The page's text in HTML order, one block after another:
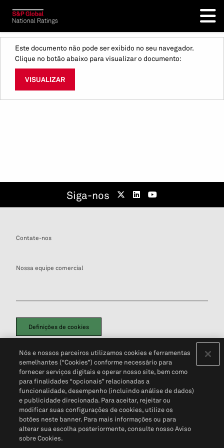
Este documento não pode ser exibido no seu navegador.
Clique no botão abaixo para visualizar o documento:
VISUALIZAR
Siga-nos
Contate-nos
Nossa equipe comercial
Definições de cookies
Política de PrivacidadePortal de privacidade do cliente (em inglês)
Não Venda Minhas Informações Pessoais© 2026 S&P Global
Nós e nossos parceiros utilizamos cookies e ferramentas
semelhantes (“Cookies”) conforme necessário para
fornecer serviços digitais e operar nosso site, bem como
para finalidades “opcionais” relacionadas a
funcionalidade, desempenho (incluindo análise de dados)
e publicidade direcionada. Para aceitar, rejeitar ou
modificar suas configurações de cookies, utilize os
botões neste banner. Para mais informações ou para
alterar sua escolha posteriormente, consulte nosso Aviso
sobre Cookies.